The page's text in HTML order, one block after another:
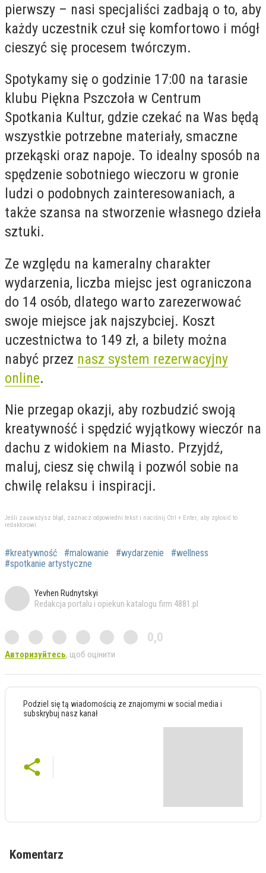
pierwszy – nasi specjaliści zadbają o to, aby
każdy uczestnik czuł się komfortowo i mógł
cieszyć się procesem twórczym.
Spotykamy się o godzinie 17:00 na tarasie
klubu Piękna Pszczoła w Centrum
Spotkania Kultur, gdzie czekać na Was będą
wszystkie potrzebne materiały, smaczne
przekąski oraz napoje. To idealny sposób na
spędzenie sobotniego wieczoru w gronie
ludzi o podobnych zainteresowaniach, a
także szansa na stworzenie własnego dzieła
sztuki.
Ze względu na kameralny charakter
wydarzenia, liczba miejsc jest ograniczona
do 14 osób, dlatego warto zarezerwować
swoje miejsce jak najszybciej. Koszt
uczestnictwa to 149 zł, a bilety można
nabyć przez nasz system rezerwacyjny
online.
Nie przegap okazji, aby rozbudzić swoją
kreatywność i spędzić wyjątkowy wieczór na
dachu z widokiem na Miasto. Przyjdź,
maluj, ciesz się chwilą i pozwól sobie na
chwilę relaksu i inspiracji.
Jeśli zauważysz błąd, zaznacz odpowiedni tekst i naciśnij Ctrl + Enter, aby zgłosić to
redaktorowi
#kreatywność #malowanie #wydarzenie
#wellness
#spotkanie artystyczne
Yevhen Rudnytskyi
Redakcja portalu i opiekun katalogu firm 4881.pl
0,0
Авторизуйтесь, щоб оцінити
Podziel się tą wiadomością ze znajomymi w social media i
subskrybuj nasz kanał
Komentarz